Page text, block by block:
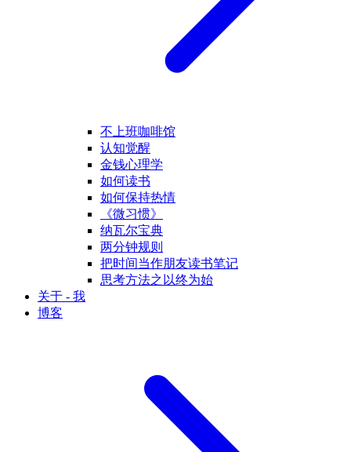
不上班咖啡馆
认知觉醒
金钱心理学
如何读书
如何保持热情
《微习惯》
纳瓦尔宝典
两分钟规则
把时间当作朋友读书笔记
思考方法之以终为始
关于 - 我
博客